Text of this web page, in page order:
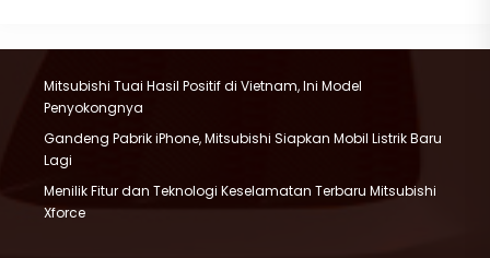
Mitsubishi Tuai Hasil Positif di Vietnam, Ini Model
Penyokongnya
Gandeng Pabrik iPhone, Mitsubishi Siapkan Mobil Listrik Baru
Lagi
Menilik Fitur dan Teknologi Keselamatan Terbaru Mitsubishi
Xforce